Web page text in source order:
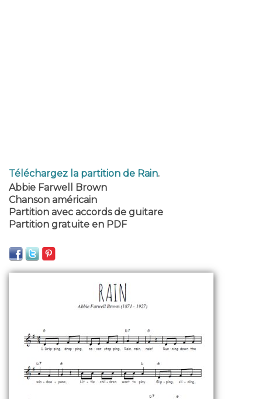
Téléchargez la partition de Rain.
Abbie Farwell Brown
Chanson américain
Partition avec accords de guitare
Partition gratuite en PDF